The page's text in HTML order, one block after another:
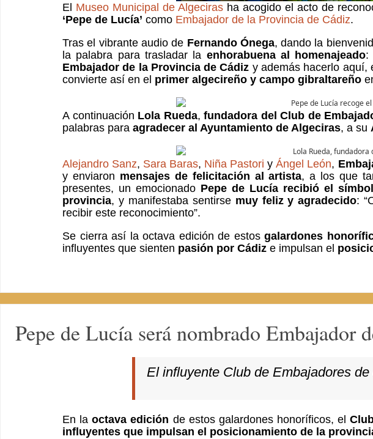
El Museo Municipal de Algeciras ha acogido el acto de
‘Pepe de Lucía’ como Embajador de la Provincia de Cádiz.
Tras el vibrante audio de Fernando Ónega, dando la
la palabra para trasladar la enhorabuena al homenajeado:
Embajador de la Provincia de Cádiz y además hacerlo aquí,
convierte así en el primer algecireño y campo gibraltareño
A continuación Lola Rueda, fundadora del Club de
palabras para agradecer al Ayuntamiento de Algeciras, a su
Alejandro Sanz, Sara Baras, Niña Pastori y Ángel León,
y enviaron mensajes de felicitación al artista, a los que
presentes, un emocionado Pepe de Lucía recibió el
provincia, y manifestaba sentirse muy feliz y agradecido:
recibir este reconocimiento”.
Se cierra así la octava edición de estosgalardones
influyentes que sienten pasión por Cádiz e impulsan el
Pepe de Lucía será nombrado Embajador
El influyente Club de Embajadores
En laoctava edición de estos galardones honoríficos, el
influyentes que impulsan el posicionamiento de la